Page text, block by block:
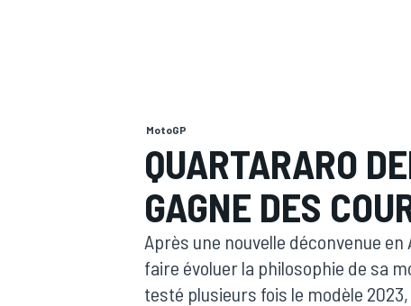
MOTOGP
MotoGP
QUARTARARO
GAGNE DES
Après une nouvelle déconvenue
faire évoluer la philosophie de sa
testé plusieurs fois le modèle